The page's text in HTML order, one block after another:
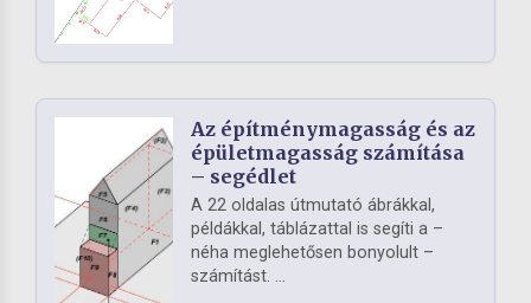
Az építménymagasság és az
épületmagasság számítása
– segédlet
A 22 oldalas útmutató ábrákkal,
példákkal, táblázattal is segíti a –
néha meglehetősen bonyolult –
számítást. ...